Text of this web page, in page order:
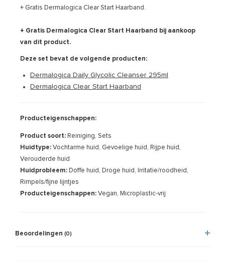
+ Gratis Dermalogica Clear Start Haarband.
+ Gratis Dermalogica Clear Start Haarband bij aankoop
van dit product.
Deze set bevat de volgende producten:
Dermalogica Daily Glycolic Cleanser 295ml
Dermalogica Clear Start Haarband
Producteigenschappen:
Product soort: Reiniging, Sets
Huidtype: Vochtarme huid, Gevoelige huid, Rijpe huid,
Verouderde huid
Huidprobleem: Doffe huid, Droge huid, Irritatie/roodheid,
Rimpels/fijne lijntjes
Producteigenschappen: Vegan, Microplastic-vrij
Beoordelingen (0)